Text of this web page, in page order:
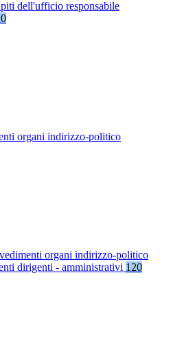
dell'ufficio responsabile
organi indirizzo-politico
organi indirizzo-politico
dirigenti - amministrativi 120